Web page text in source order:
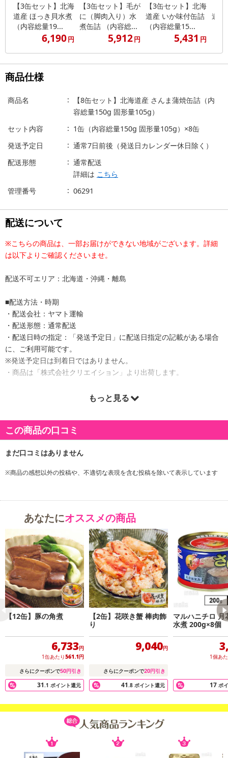
【3缶セット】北海
道産 ほっき貝水煮
（内容総量19...
6,190円
【3缶セット】毛が
に（脚肉入り）水
煮缶詰 （内容総...
5,912円
【3缶セット】北海
道産 いか味付缶詰
（内容総量15...
5,431 円
道産
商品仕様
商品名
【8缶セット】北海道産 さんま蒲焼缶詰（内
容総量150g 固形量105g）
セット内容
1缶（内容総量150g 固形量105g）×8缶
発送予定日
通常7日前後（発送日カレンダー休日除く）
配送形態
通常配送
詳細は こちら
管理番号
06291
配送について
※こちらの商品は、一部お届けができない地域がございます。詳細
は以下よりご確認くださいませ。
配送不可エリア：北海道・沖縄・離島
■配送方法・時期
・配送会社：ヤマト運輸
・配送形態：通常配送
・配送日時の指定：「発送予定日」に配送日指定の記載がある場合
に、ご利用可能です。
※発送予定日は到着日ではありません。
・商品は「株式会社クリエイション」より出荷します。
もっと見る
この商品の口コミ
※商品の感想以外の投稿や、不適切な表現を含む投稿を除いて表示しています
あなたにオススメの商品
【12缶】豚の角煮
6,733円
1缶あたり561.1円
さらにクーポンで50円引き
31.1 ポイント還元
【2缶】花咲き蟹 棒肉飾
り
9,040円
さらにクーポンで20円引き
41.8 ポイント還元
マルハニチロ 月
水煮 200g×8個
1個あ
17 ポ